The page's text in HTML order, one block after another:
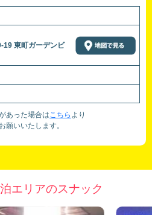
19 東町ガーデンビ
あった場合はこちら より
願いいたします。
エリアのスナック